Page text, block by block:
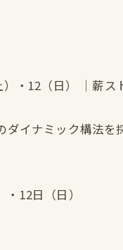
）・12（日） ｜薪
イナミック構法を
12日（日）